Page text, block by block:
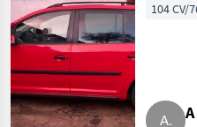
104 CV/